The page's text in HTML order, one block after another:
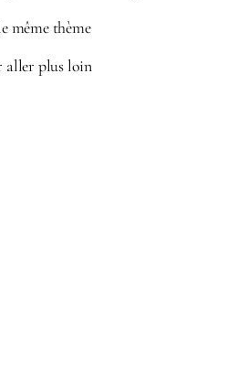
même thème
aller plus loin